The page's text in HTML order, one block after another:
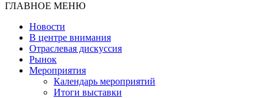
ГЛАВНОЕ МЕНЮ
Новости
В центре внимания
Отраслевая дискуссия
Рынок
Мероприятия
Календарь мероприятий
Итоги выставки